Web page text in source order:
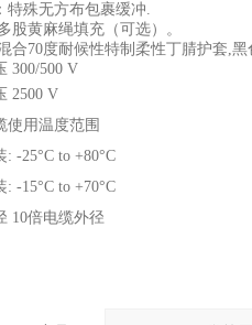
特殊无方布包裹缓冲.
股黄麻绳填充（可选）。
合70度耐候性特制柔性丁腈护套,黑
300/500 V
2500 V
使用温度范围
: -25°C to +80°C
: -15°C to +70°C
10倍电缆外径